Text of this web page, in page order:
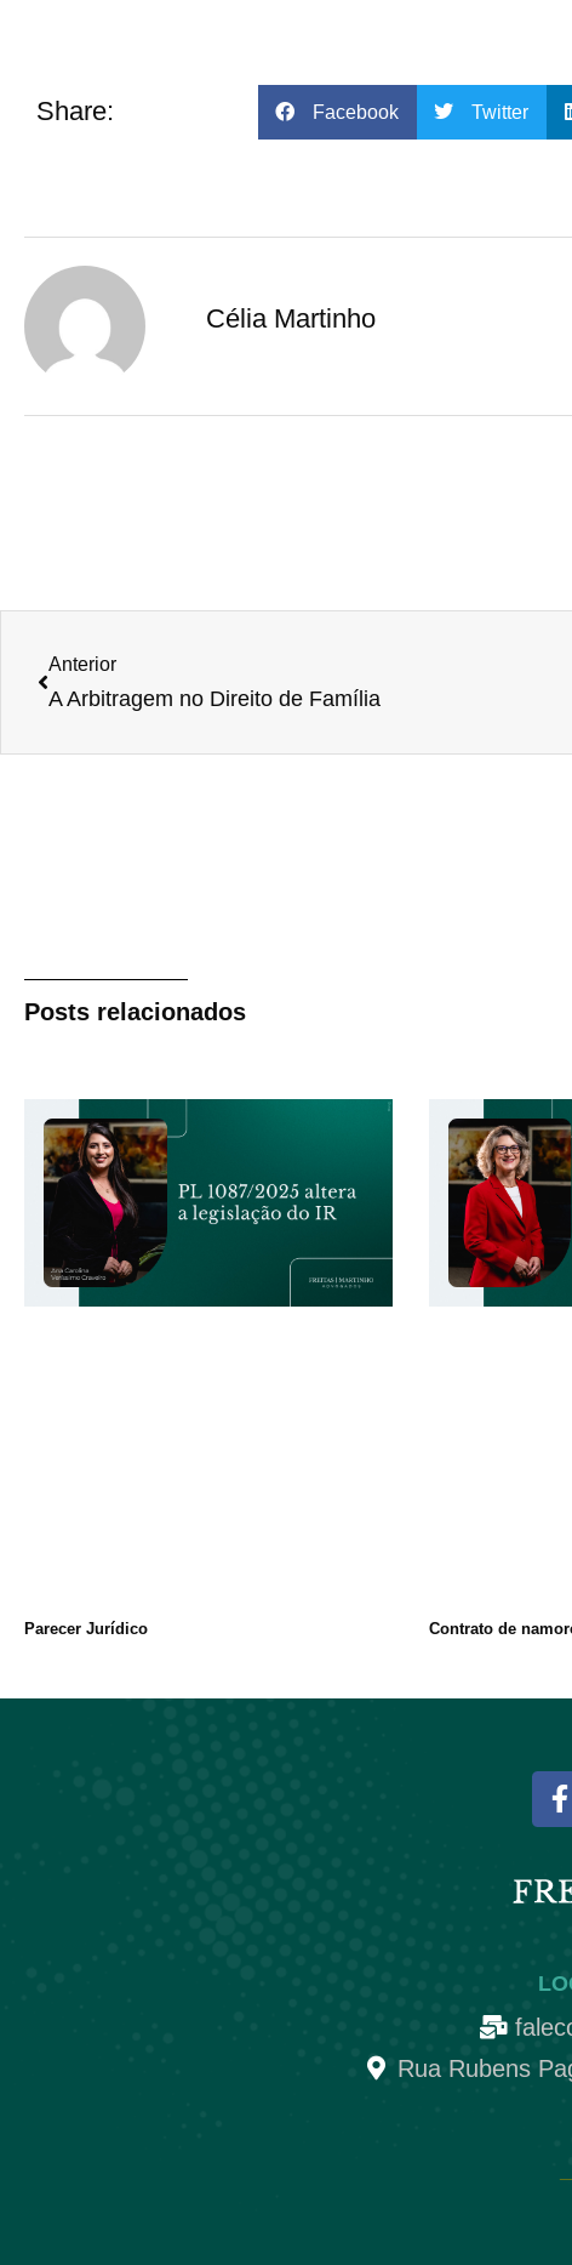
b
Share: Facebook Twitter
Célia Martinho
Anterior
A Arbitragem no Direito de Família
Posts relacionados
Parecer Jurídico Contrato de
Rua Rubens